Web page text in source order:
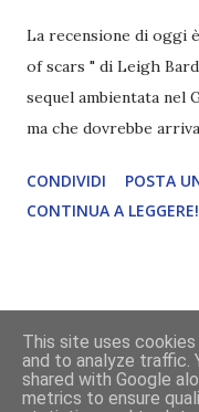
La recensione di oggi
of scars " di Leigh
sequel ambientata nel
ma che dovrebbe
Compralo a 2,99€
Lantsov ha sempre
nemici che si
deve trovare un modo
forgiare nuove
per quello che una
CONDIVIDI
POSTA
CONTINUA A LEGGERE!
This site uses
and to analyze traffic.
shared with Google
metrics to ensure